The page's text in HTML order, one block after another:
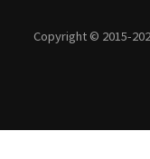
Copyright © 2015-